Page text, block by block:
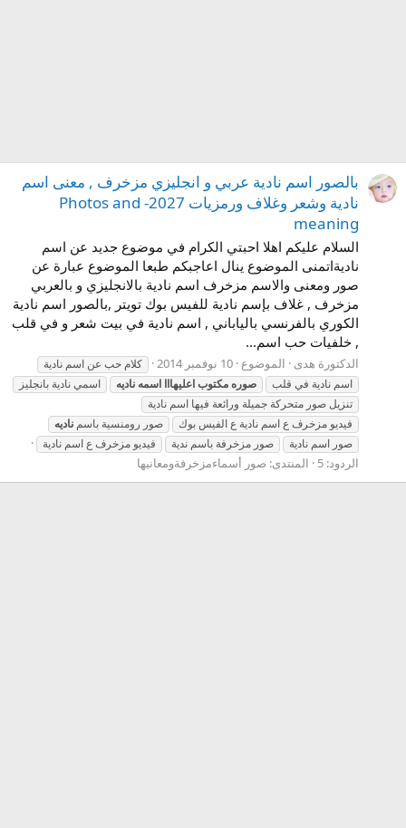
بالصور اسم نادية عربي و انجليزي مزخرف , معنى اسم
نادية وشعر وغلاف ورمزيات 2027- Photos and
meaning
السلام عليكم اهلا احبتي الكرام في موضوع جديد عن اسم
ناديةاتمنى الموضوع ينال اعاجبكم طبعا الموضوع عبارة عن
صور ومعنى والاسم مزخرف اسم نادية بالانجليزي و بالعربي
مزخرف , غلاف بإسم نادية للفيس بوك تويتر ,بالصور اسم نادية
الكوري بالفرنسي بالياباني , اسم نادية في بيت شعر و في قلب
, خلفيات حب اسم...
الدكتورة هدى الموضوع 10 نوفمبر 2014
كلام حب عن اسم نادية
اسم نادية في قلب
صورهمكتوباعليهااا اسمه ناديه
اسمي نادية بانجليز
تنزيل صور متحركة جميلة ورائعة فيها اسم نادية
فيديو مزخرف ع اسم نادية ع الفيس بوك
صور رومنسية باسم ناديه
صور اسم نادية
صور مزخرفة باسم ندية فيديو مزخرف ع اسم نادية
الردود: 5 المنتدى: صور أسماءمزخرفةومعانيها